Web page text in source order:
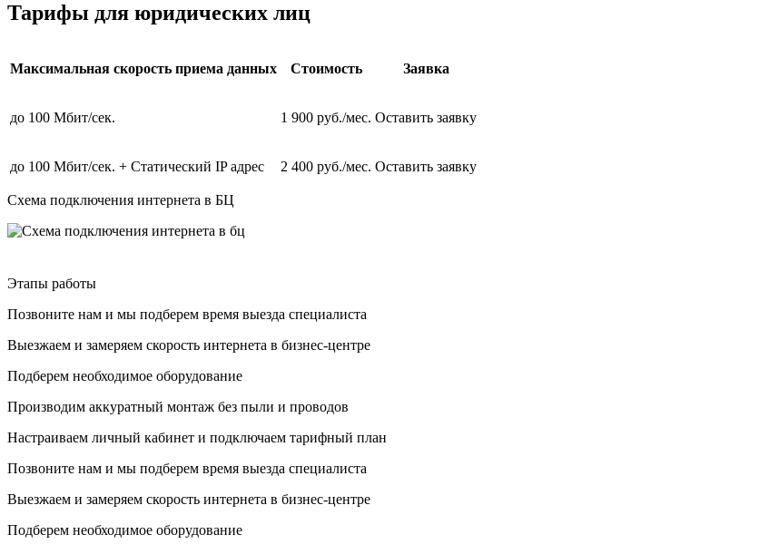
Тарифы для юридических лиц
Максимальная скорость приема данных Стоимость Заявка
до 100 Мбит/сек. 1 900 руб./мес. Оставить заявку
до 100 Мбит/сек. + Статический IP адрес 2 400 руб./мес. Оставить заявку
Схема подключения интернета в БЦ
Этапы работы
Позвоните нам и мы подберем время выезда специалиста
Выезжаем и замеряем скорость интернета в бизнес-центре
Подберем необходимое оборудование
Производим аккуратный монтаж без пыли и проводов
Настраиваем личный кабинет и подключаем тарифный план
Позвоните нам и мы подберем время выезда специалиста
Выезжаем и замеряем скорость интернета в бизнес-центре
Подберем необходимое оборудование